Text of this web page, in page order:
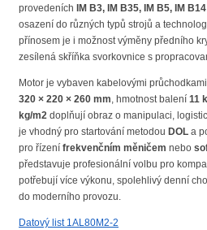
provedeních
IM B3, IM B35, IM B5, IM
osazení do různých typů strojů a
přínosem je i možnost výměny předního
zesílená skříňka svorkovnice s
Motor je vybaven kabelovými průchodkami
320 × 220 × 260 mm, hmotnost balení 11
kg/m2 doplňují obraz o manipulaci,
je vhodný pro startování metodou DOL a
pro řízení frekvenčním měničem nebo
představuje profesionální volbu pro
potřebují více výkonu, spolehlivý denní
do moderního provozu.
Datový list 1AL80M2-2